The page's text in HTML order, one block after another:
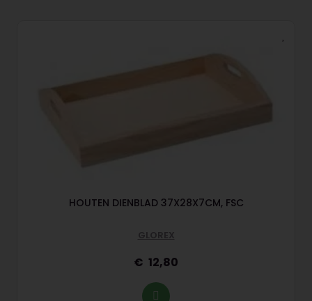
HOUTEN DIENBLAD 37X28X7CM, FSC
GLOREX
12,80